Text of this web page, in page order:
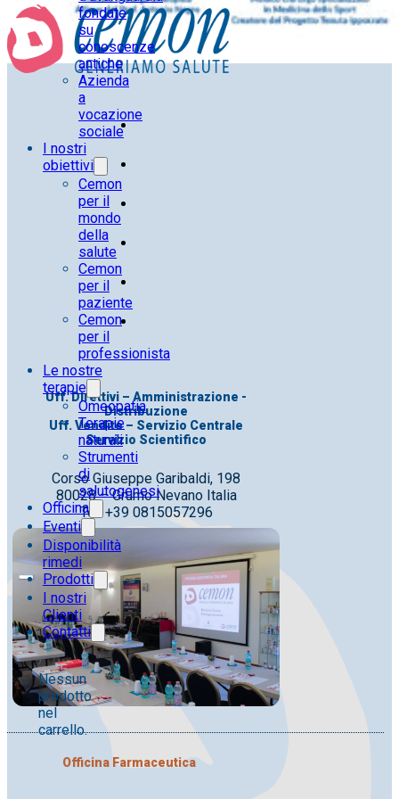
fondate
su
conoscenze
antiche
Azienda
a
vocazione
sociale
I nostri
obiettivi
Cemon
per il
mondo
della
salute
Cemon
per il
paziente
Cemon
per il
professionista
Le nostre
terapie
Omeopatia
Terapie
naturali
Strumenti
di
salutogenesi
Officina
Eventi
Disponibilità
rimedi
Prodotti
I nostri
Clienti
Contatti
Nessun
prodotto
nel
carrello.
Uff. Direttivi – Amministrazione -
Distribuzione
Uff. Vendite – Servizio Centrale
Servizio Scientifico
Corso Giuseppe Garibaldi, 198
80028 – Grumo Nevano Italia
Tel. +39 0815057296
Officina Farmaceutica